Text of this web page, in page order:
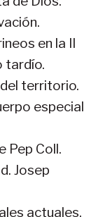
en la II
tardío.
territorio.
especial
Pep Coll.
Josep
actuales.